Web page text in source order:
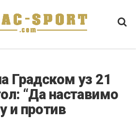
Градском уз 21
“Да наставимо
и против